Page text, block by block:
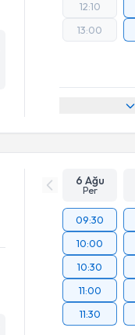
12:10
13:00
6 Ağu
Per
09:30
10:00
10:30
11:00
11:30